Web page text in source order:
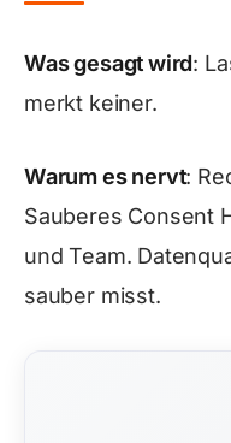
Was gesagt wird:
merkt keiner.
Warum es nervt:
Sauberes Consent
und Team.
sauber misst.